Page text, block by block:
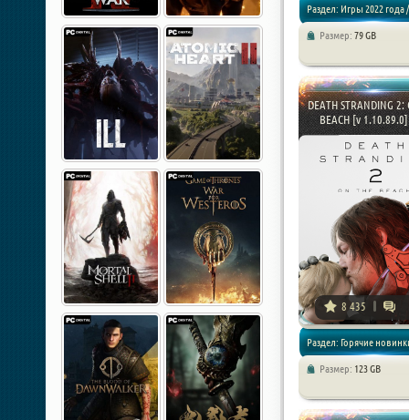
Раздел: Игры 2022 года /
Размер: 79 GB
DEATH STRANDING 2:
BEACH [v
8 435
Раздел: Горячие
Размер: 123 GB